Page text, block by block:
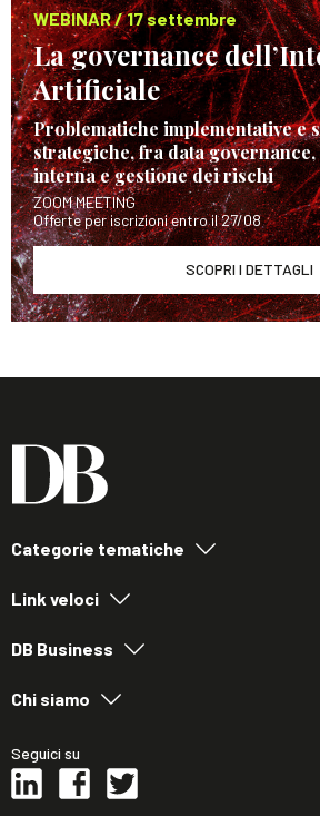
WEBINAR / 17 settembre
La governance
Artificiale
Problematiche implementative e
strategiche, fra data
interna e gestione dei rischi
ZOOM MEETING
Offerte per iscrizioni entro il 27/08
SCOPRI I DETTAGLI
Categorie tematiche
Link veloci
DB Business
Chi siamo
Seguici su